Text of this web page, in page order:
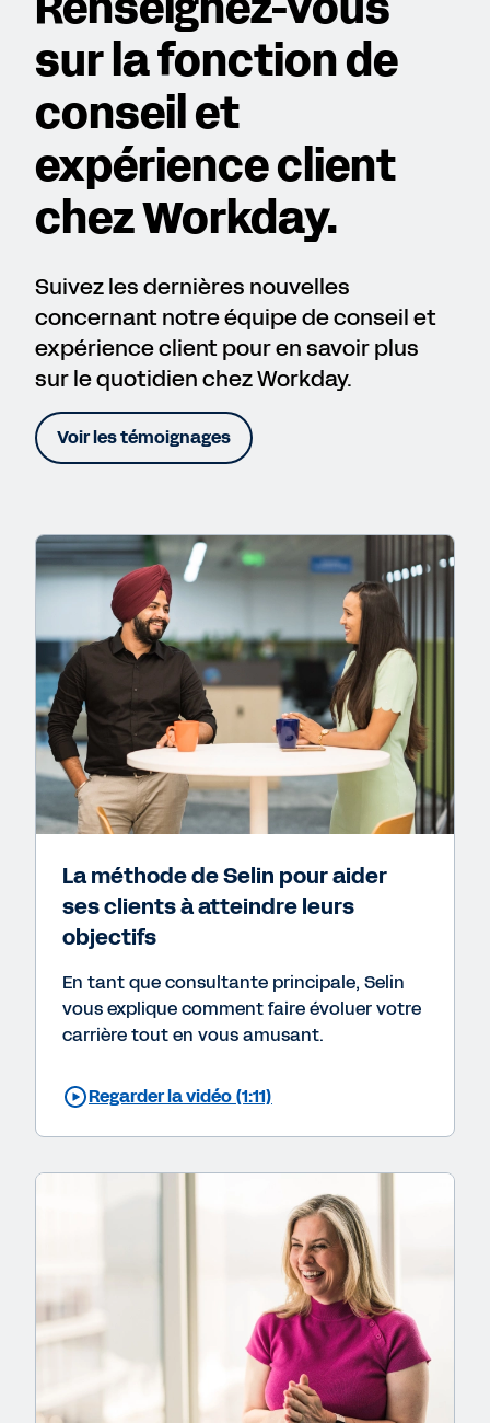
sur la fonction de
conseil et
expérience client
chez Workday.
Suivez les dernières nouvelles
concernant notre équipe de conseil et
expérience client pour en savoir plus
sur le quotidien chez Workday.
Voir les témoignages
La méthode de Selin pour aider
ses clients à atteindre leurs
objectifs
En tant que consultante principale, Selin
vous explique comment faire évoluer votre
carrière tout en vous amusant.
Regarder la vidéo (1:11)